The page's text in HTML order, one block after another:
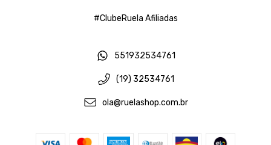
#ClubeRuela Afiliadas
551932534761
(19) 32534761
ola@ruelashop.com.br